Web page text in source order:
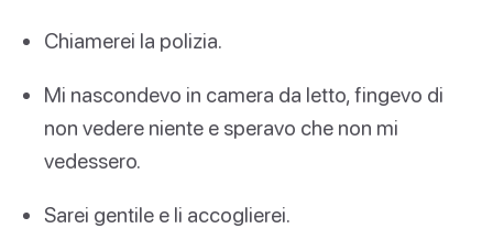
Chiamerei la polizia.
Mi nascondevo in camera da letto, fingevo di
non vedere niente e speravo che non mi
vedessero.
Sarei gentile e li accoglierei.